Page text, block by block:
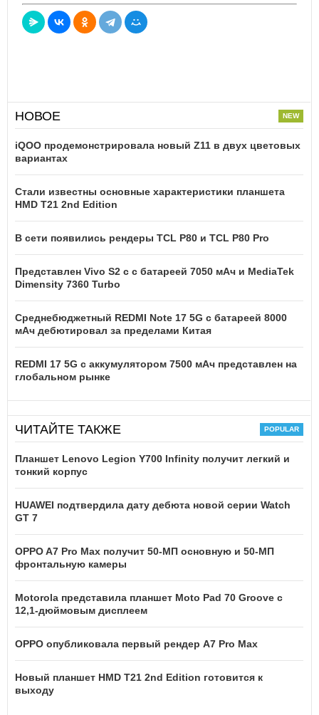
НОВОЕ
iQOO продемонстрировала новый Z11 в двух цветовых
вариантах
Стали известны основные характеристики планшета
HMD T21 2nd Edition
В сети появились рендеры TCL P80 и TCL P80 Pro
Представлен Vivo S2 с с батареей 7050 мАч и MediaTek
Dimensity 7360 Turbo
Среднебюджетный REDMI Note 17 5G с батареей 8000
мАч дебютировал за пределами Китая
REDMI 17 5G c аккумулятором 7500 мАч представлен на
глобальном рынке
ЧИТАЙТЕ ТАКЖЕ
Планшет Lenovo Legion Y700 Infinity получит легкий и
тонкий корпус
HUAWEI подтвердила дату дебюта новой серии Watch
GT 7
OPPO A7 Pro Max получит 50-МП основную и 50-МП
фронтальную камеры
Motorola представила планшет Moto Pad 70 Groove с
12,1-дюймовым дисплеем
OPPO опубликовала первый рендер A7 Pro Max
Новый планшет HMD T21 2nd Edition готовится к
выходу